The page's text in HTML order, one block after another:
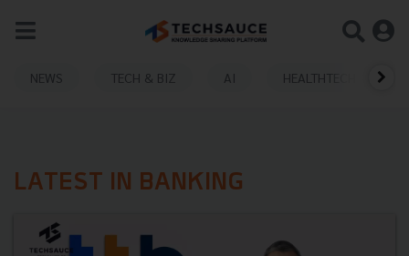
NEWS TECH & BIZ AI HEALTHTECH
LATEST IN BANKING